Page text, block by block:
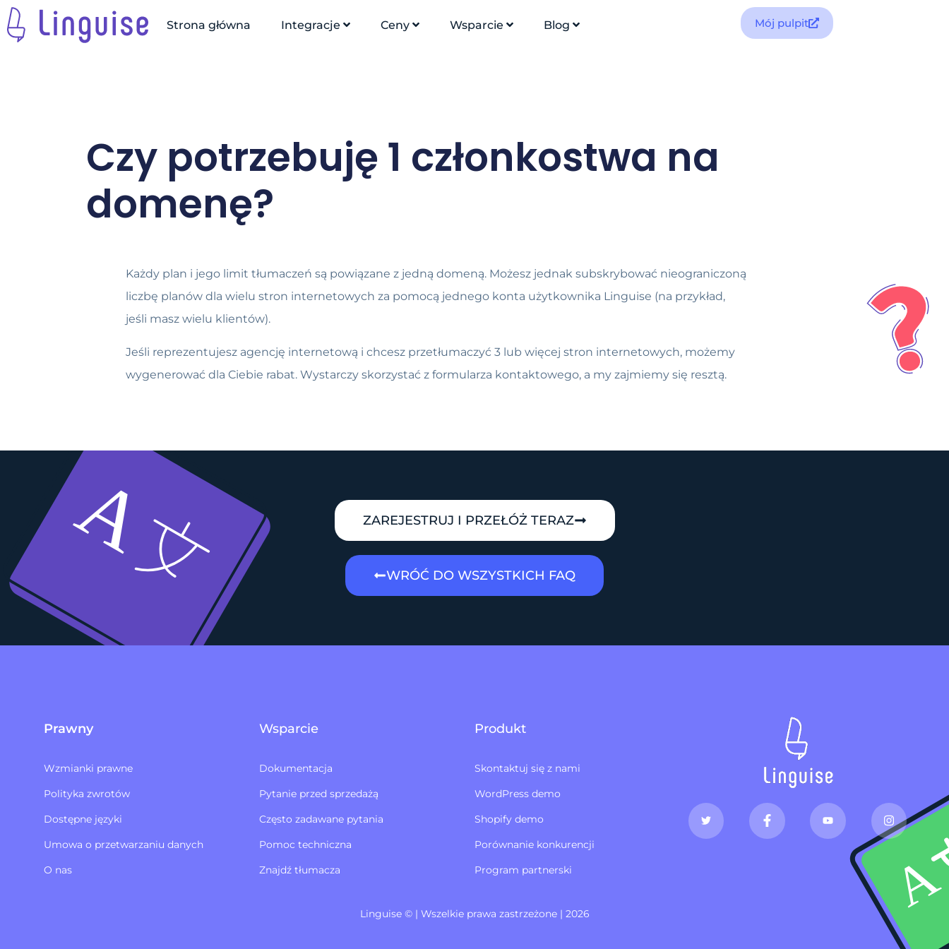
Strona główna Integracje Ceny Wsparcie Blog Mój pulpit
Czy potrzebuję 1 członkostwa na
domenę?
Każdy plan i jego limit tłumaczeń są powiązane z jedną domeną. Możesz jednak subskrybować nieograniczoną
liczbę planów dla wielu stron internetowych za pomocą jednego konta użytkownika Linguise (na przykład,
jeśli masz wielu klientów).
Jeśli reprezentujesz agencję internetową i chcesz przetłumaczyć 3 lub więcej stron internetowych, możemy
wygenerować dla Ciebie rabat. Wystarczy skorzystać z formularza kontaktowego, a my zajmiemy się resztą.
ZAREJESTRUJ I PRZEŁÓŻ TERAZ
WRÓĆ DO WSZYSTKICH FAQ
Prawny
Wzmianki prawne
Polityka zwrotów​
Dostępne języki
Umowa o przetwarzaniu danych
O nas
Wsparcie
Dokumentacja
Pytanie przed sprzedażą
Często zadawane pytania
Pomoc techniczna
Znajdź tłumacza
Produkt
Skontaktuj się z nami
WordPress demo
Shopify demo
Porównanie konkurencji
Program partnerski
Linguise © | Wszelkie prawa zastrzeżone | 2026